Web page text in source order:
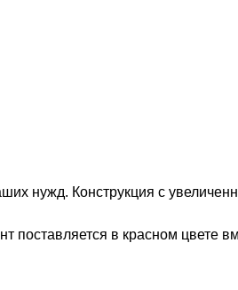
нужд. Конструкция с
в красном цвете